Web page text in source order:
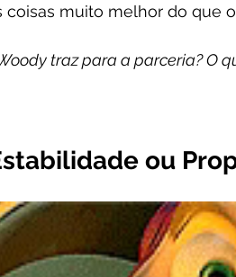
coisas muito melhor do que
traz para a parceria? O
ou